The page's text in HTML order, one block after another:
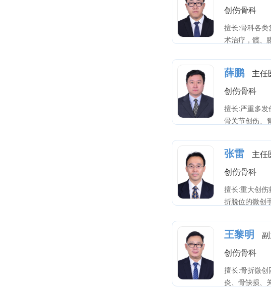
创伤骨科
擅长:骨科各
术治疗，髋、
薛鹏
主任
创伤骨科
擅长:严重多
骨关节创伤、
张雷
主任
创伤骨科
擅长:重大创
折脱位的微创
王黎明
创伤骨科
擅长:骨折微创
炎、骨缺损、